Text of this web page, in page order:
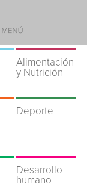
Alimentación
y Nutrición
Deporte
Desarrollo
humano